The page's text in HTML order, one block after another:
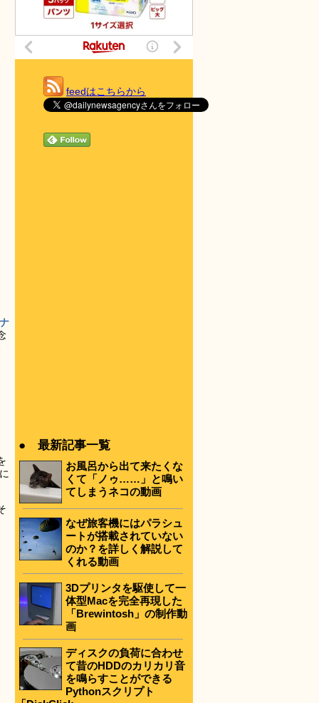
feedはこちらから
● 最新記事一覧
お風呂から出て来たくな
くて「ノゥ……」と鳴い
てしまうネコの動画
なぜ旅客機にはパラシュ
ートが搭載されていない
のか？を詳しく解説して
くれる動画
3Dプリンタを駆使して一
体型Macを完全再現した
「Brewintosh」の制作動
画
ディスクの負荷に合わせ
て昔のHDDのカリカリ音
を鳴らすことができる
Pythonスクリプト